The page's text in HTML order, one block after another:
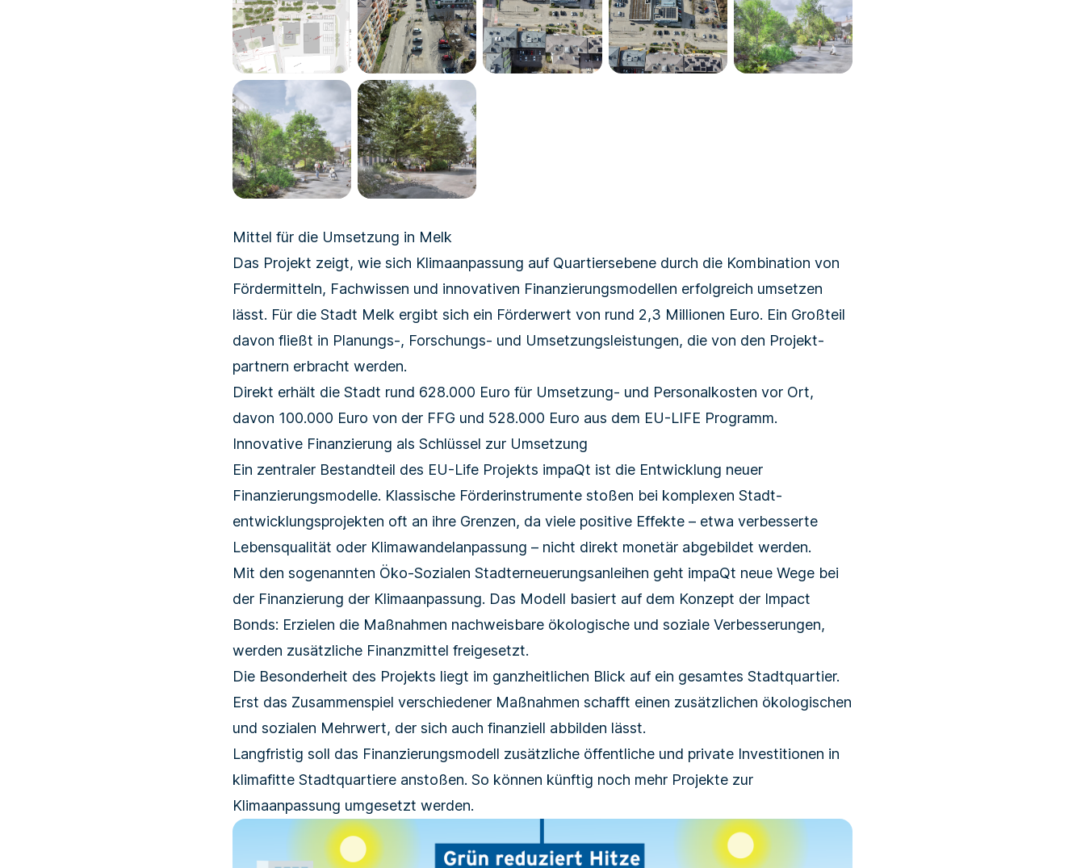
Mittel für die Umsetzung in Melk
Das Projekt zeigt, wie sich Klima­anpassung auf Quartiersebene durch die Kombination von
Förder­mitteln, Fach­wissen und innovativen Finanzierungs­modellen erfolgreich umsetzen
lässt. Für die Stadt Melk ergibt sich ein Förderwert von rund 2,3 Millionen Euro. Ein Großteil
davon fließt in Planungs-, Forschungs- und Umsetzungs­leistungen, die von den Projekt­
partnern erbracht werden.
Direkt erhält die Stadt rund 628.000 Euro für Umsetzung- und Personalkosten vor Ort,
davon 100.000 Euro von der FFG und 528.000 Euro aus dem EU-LIFE Programm.
Innovative Finanzierung als Schlüssel zur Umsetzung
Ein zentraler Bestandteil des EU-Life Projekts impaQt ist die Entwicklung neuer
Finanzierungs­modelle. Klassische Förderinstrumente stoßen bei komplexen Stadt­
entwicklungs­projekten oft an ihre Grenzen, da viele positive Effekte – etwa verbesserte
Lebens­qualität oder Klima­wandel­anpassung – nicht direkt monetär abgebildet werden.
Mit den sogenannten Öko-Sozialen Stadterneuerungsanleihen geht impaQt neue Wege bei
der Finanzierung der Klimaanpassung. Das Modell basiert auf dem Konzept der Impact
Bonds: Erzielen die Maßnahmen nachweisbare ökologische und soziale Verbesserungen,
werden zusätzliche Finanzmittel freigesetzt.
Die Besonderheit des Projekts liegt im ganzheitlichen Blick auf ein gesamtes Stadtquartier.
Erst das Zusammenspiel verschiedener Maßnahmen schafft einen zusätzlichen ökologischen
und sozialen Mehrwert, der sich auch finanziell abbilden lässt.
Langfristig soll das Finanzierungsmodell zusätzliche öffentliche und private Investitionen in
klimafitte Stadtquartiere anstoßen. So können künftig noch mehr Projekte zur
Klimaanpassung umgesetzt werden.